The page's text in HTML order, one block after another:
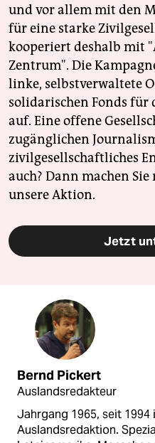
und vor allem mit den
für eine starke
kooperiert deshalb mit
Zentrum". Die
linke, selbstverwaltete
solidarischen Fonds für
auf. Eine offene
zugänglichen
zivilgesellschaftliches
auch? Dann machen
unsere Aktion.
Jetzt
Bernd Pickert
Auslandsredakteur
Jahrgang 1965, seit 1994
Auslandsredaktion.